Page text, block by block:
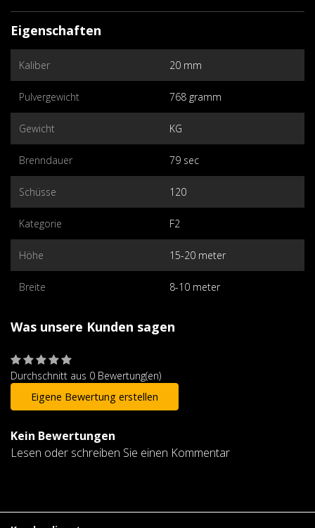
Eigenschaften
Kaliber 20 mm
Pulvergewicht 768 gramm
Gewicht KG
Brenndauer 79 sec
Schüsse 120
Kategorie F2
Höhe 15-20 meter
Breite 8-10 meter
Was unsere Kunden sagen
Durchschnitt aus 0 Bewertung(en)
Eigene Bewertung erstellen
Kein Bewertungen
Lesen oder schreiben Sie einen Kommentar